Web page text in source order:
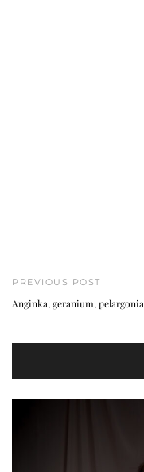
PREVIOUS POST
Anginka, geranium, pelargonia